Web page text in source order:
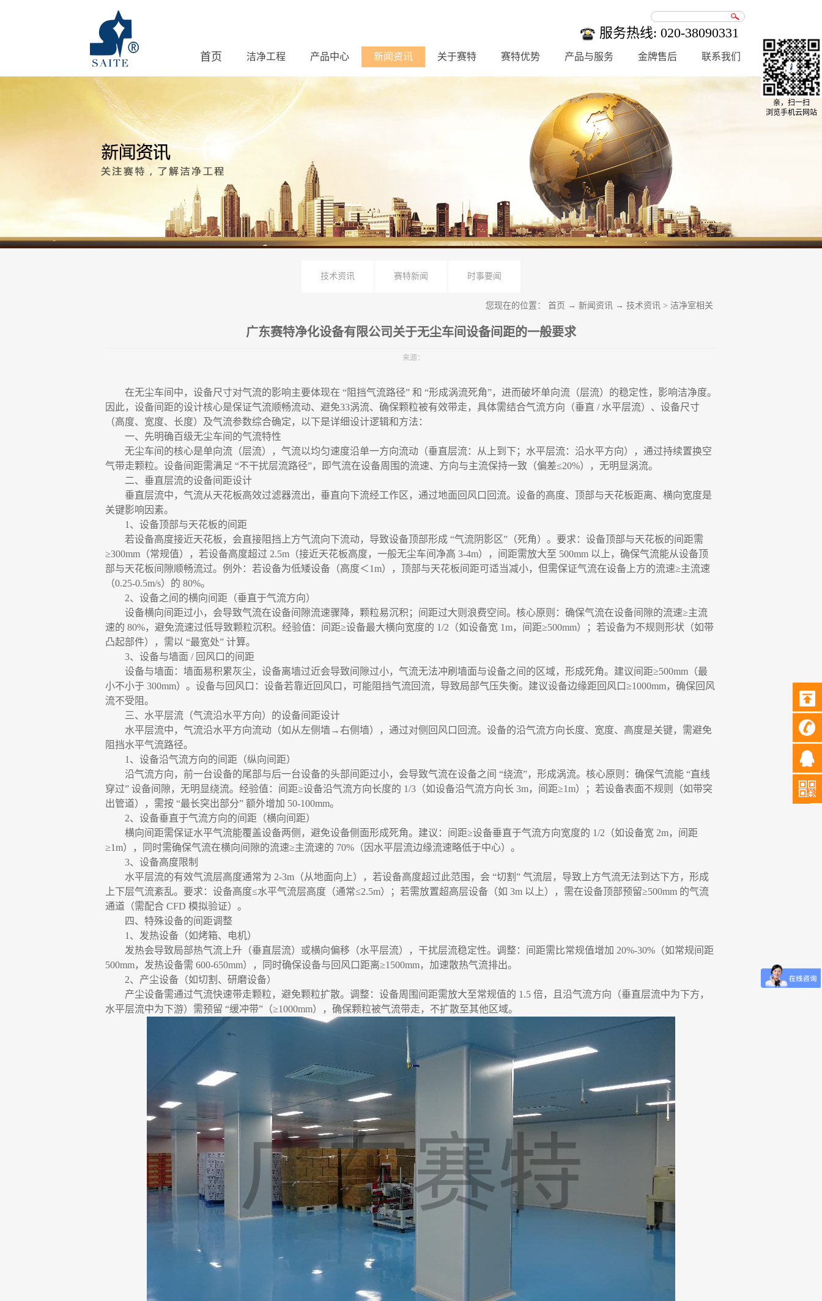
服务热线: 020-38090331
首页 洁净工程 产品中心 新闻资讯 关于赛特 赛特优势 产品与服务 金牌售后 联系我们
技术资讯 赛特新闻 时事要闻
您现在的位置： 首页 → 新闻资讯 → 技术资讯 > 洁净室相关
广东赛特净化设备有限公司关于无尘车间设备间距的一般要求
来源：
在无尘车间中，设备尺寸对气流的影响主要体现在 “阻挡气流路径” 和 “形成涡流死角”，进而破坏单向流（层流）的稳定性，影响洁净度。
因此，设备间距的设计核心是保证气流顺畅流动、避免33涡流、确保颗粒被有效带走，具体需结合气流方向（垂直 / 水平层流）、设备尺寸
（高度、宽度、长度）及气流参数综合确定，以下是详细设计逻辑和方法：
一、先明确百级无尘车间的气流特性
无尘车间的核心是单向流（层流），气流以均匀速度沿单一方向流动（垂直层流：从上到下；水平层流：沿水平方向），通过持续置换空
气带走颗粒。设备间距需满足 “不干扰层流路径”，即气流在设备周围的流速、方向与主流保持一致（偏差≤20%），无明显涡流。
二、垂直层流的设备间距设计
垂直层流中，气流从天花板高效过滤器流出，垂直向下流经工作区，通过地面回风口回流。设备的高度、顶部与天花板距离、横向宽度是
关键影响因素。
1、设备顶部与天花板的间距
若设备高度接近天花板，会直接阻挡上方气流向下流动，导致设备顶部形成 “气流阴影区”（死角）。要求：设备顶部与天花板的间距需
≥300mm（常规值），若设备高度超过 2.5m（接近天花板高度，一般无尘车间净高 3-4m），间距需放大至 500mm 以上，确保气流能从设备顶
部与天花板间隙顺畅流过。例外：若设备为低矮设备（高度＜1m），顶部与天花板间距可适当减小，但需保证气流在设备上方的流速≥主流速
（0.25-0.5m/s）的 80%。
2、设备之间的横向间距（垂直于气流方向）
设备横向间距过小，会导致气流在设备间隙流速骤降，颗粒易沉积；间距过大则浪费空间。核心原则：确保气流在设备间隙的流速≥主流
速的 80%，避免流速过低导致颗粒沉积。经验值：间距≥设备最大横向宽度的 1/2（如设备宽 1m，间距≥500mm）；若设备为不规则形状（如带
凸起部件），需以 “最宽处” 计算。
3、设备与墙面 / 回风口的间距
设备与墙面：墙面易积累灰尘，设备离墙过近会导致间隙过小，气流无法冲刷墙面与设备之间的区域，形成死角。建议间距≥500mm（最
小不小于 300mm）。设备与回风口：设备若靠近回风口，可能阻挡气流回流，导致局部气压失衡。建议设备边缘距回风口≥1000mm，确保回风
流不受阻。
三、水平层流（气流沿水平方向）的设备间距设计
水平层流中，气流沿水平方向流动（如从左侧墙→右侧墙），通过对侧回风口回流。设备的沿气流方向长度、宽度、高度是关键，需避免
阻挡水平气流路径。
1、设备沿气流方向的间距（纵向间距）
沿气流方向，前一台设备的尾部与后一台设备的头部间距过小，会导致气流在设备之间 “绕流”，形成涡流。核心原则：确保气流能 “直线
穿过” 设备间隙，无明显绕流。经验值：间距≥设备沿气流方向长度的 1/3（如设备沿气流方向长 3m，间距≥1m）；若设备表面不规则（如带突
出管道），需按 “最长突出部分” 额外增加 50-100mm。
2、设备垂直于气流方向的间距（横向间距）
横向间距需保证水平气流能覆盖设备两侧，避免设备侧面形成死角。建议：间距≥设备垂直于气流方向宽度的 1/2（如设备宽 2m，间距
≥1m），同时需确保气流在横向间隙的流速≥主流速的 70%（因水平层流边缘流速略低于中心）。
3、设备高度限制
水平层流的有效气流层高度通常为 2-3m（从地面向上），若设备高度超过此范围，会 “切割” 气流层，导致上方气流无法到达下方，形成
上下层气流紊乱。要求：设备高度≤水平气流层高度（通常≤2.5m）；若需放置超高层设备（如 3m 以上），需在设备顶部预留≥500mm 的气流
通道（需配合 CFD 模拟验证）。
四、特殊设备的间距调整
1、发热设备（如烤箱、电机）
发热会导致局部热气流上升（垂直层流）或横向偏移（水平层流），干扰层流稳定性。调整：间距需比常规值增加 20%-30%（如常规间距
500mm，发热设备需 600-650mm），同时确保设备与回风口距离≥1500mm，加速散热气流排出。
2、产尘设备（如切割、研磨设备）
产尘设备需通过气流快速带走颗粒，避免颗粒扩散。调整：设备周围间距需放大至常规值的 1.5 倍，且沿气流方向（垂直层流中为下方，
水平层流中为下游）需预留 “缓冲带”（≥1000mm），确保颗粒被气流带走，不扩散至其他区域。
亲，扫一扫
浏览手机云网站